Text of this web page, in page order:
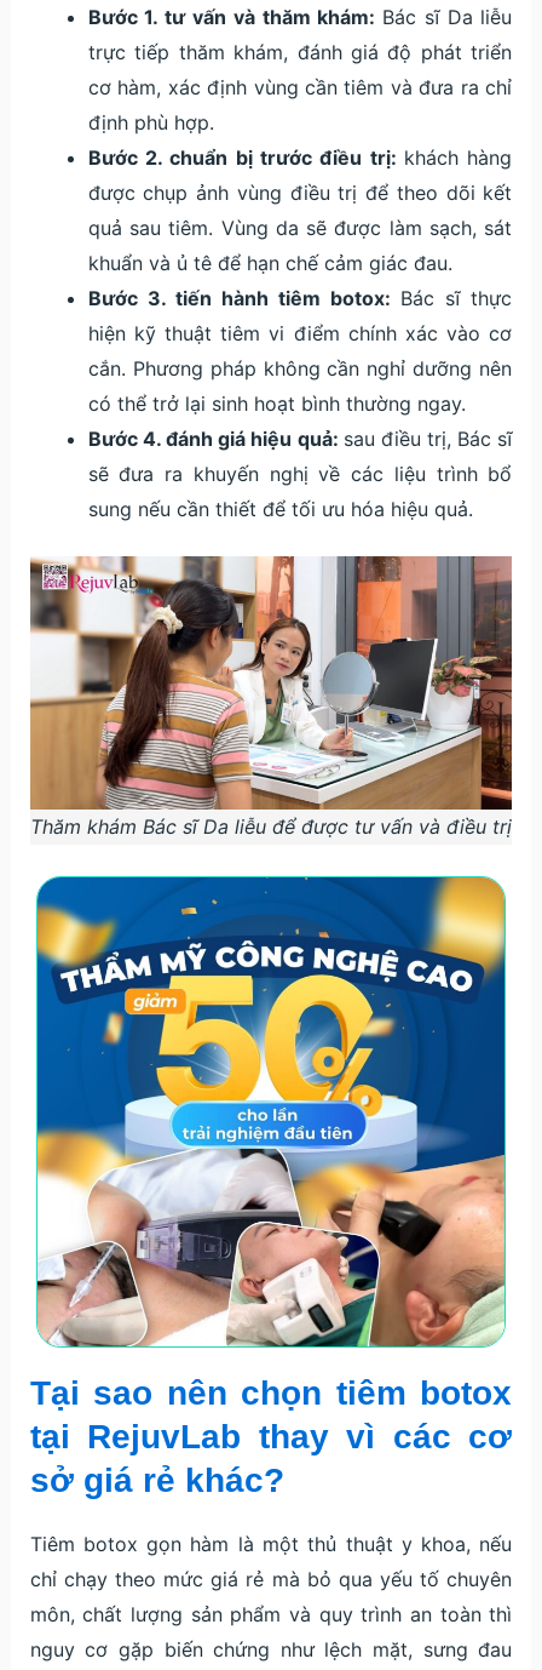
Bước 1. tư vấn và thăm khám: Bác sĩ Da liễu
trực tiếp thăm khám, đánh giá độ phát triển
cơ hàm, xác định vùng cần tiêm và đưa ra chỉ
định phù hợp.
Bước 2. chuẩn bị trước điều trị: khách hàng
được chụp ảnh vùng điều trị để theo dõi kết
quả sau tiêm. Vùng da sẽ được làm sạch, sát
khuẩn và ủ tê để hạn chế cảm giác đau.
Bước 3. tiến hành tiêm botox: Bác sĩ thực
hiện kỹ thuật tiêm vi điểm chính xác vào cơ
cắn. Phương pháp không cần nghỉ dưỡng nên
có thể trở lại sinh hoạt bình thường ngay.
Bước 4. đánh giá hiệu quả: sau điều trị, Bác sĩ
sẽ đưa ra khuyến nghị về các liệu trình bổ
sung nếu cần thiết để tối ưu hóa hiệu quả.
Thăm khám Bác sĩ Da liễu để được tư vấn và điều trị
Tại sao nên chọn tiêm botox
tại RejuvLab thay vì các cơ
sở giá rẻ khác?
Tiêm botox gọn hàm là một thủ thuật y khoa, nếu
chỉ chạy theo mức giá rẻ mà bỏ qua yếu tố chuyên
môn, chất lượng sản phẩm và quy trình an toàn thì
nguy cơ gặp biến chứng như lệch mặt, sưng đau